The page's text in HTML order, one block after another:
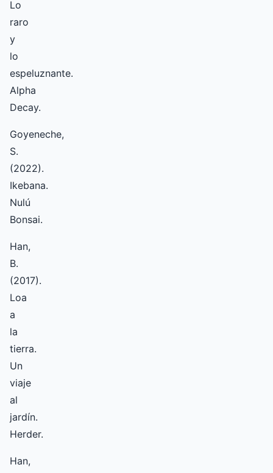
Lo
raro
y
lo
espeluznante.
Alpha
Decay.
Goyeneche,
S.
(2022).
Ikebana.
Nulú
Bonsai.
Han,
B.
(2017).
Loa
a
la
tierra.
Un
viaje
al
jardín.
Herder.
Han,